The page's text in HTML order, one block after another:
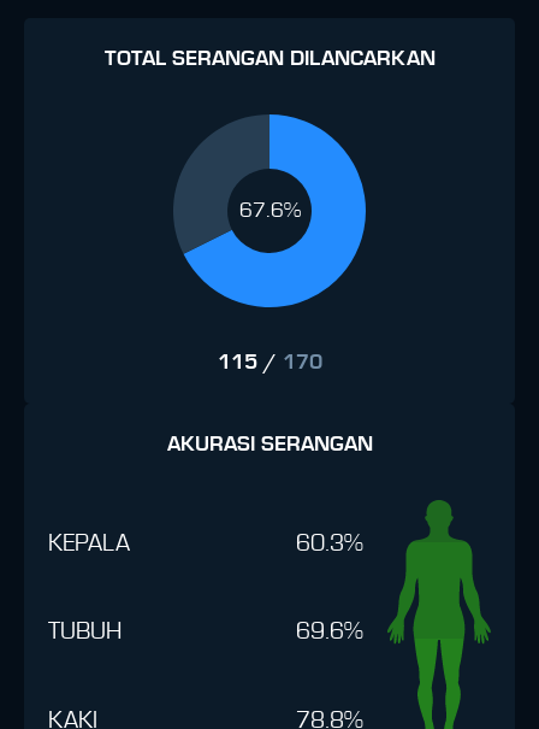
TOTAL SERANGAN DILANCARKAN
67.6%
115/ 170
AKURASI SERANGAN
KEPALA 60.3%
TUBUH 69.6%
KAKI 78.8%